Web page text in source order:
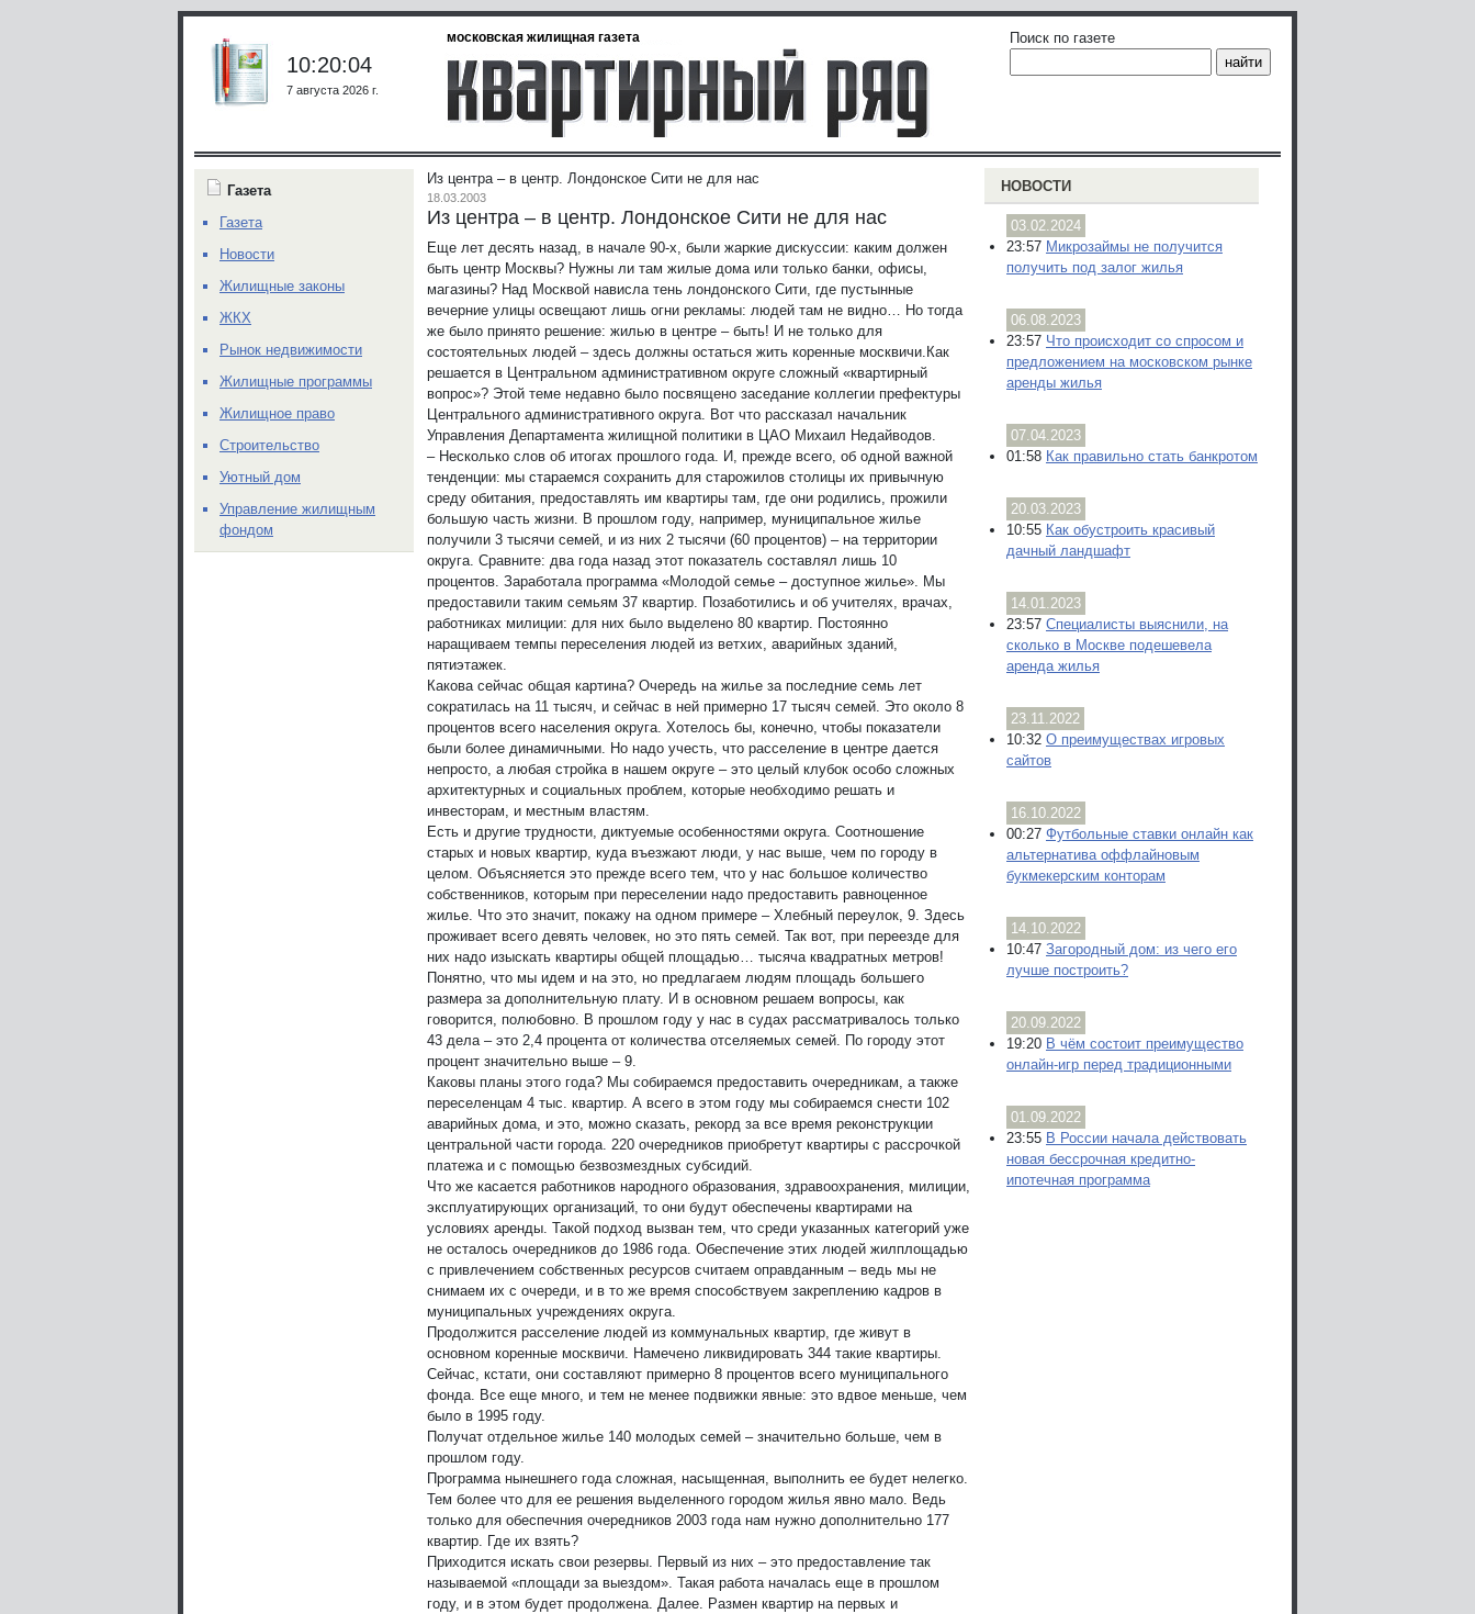
московская жилищная газета
10:20:04
7 августа 2026 г.
Поиск по газете
Из центра – в центр. Лондонское Сити не для нас
18.03.2003
Из центра – в центр. Лондонское Сити не для нас
Еще лет десять назад, в начале 90-х, были жаркие дискуссии: каким должен
быть центр Москвы? Нужны ли там жилые дома или только банки, офисы,
магазины? Над Москвой нависла тень лондонского Сити, где пустынные
вечерние улицы освещают лишь огни рекламы: людей там не видно… Но тогда
же было принято решение: жилью в центре – быть! И не только для
состоятельных людей – здесь должны остаться жить коренные москвичи. Как
решается в Центральном административном округе сложный «квартирный
вопрос»? Этой теме недавно было посвящено заседание коллегии префектуры
Центрального административного округа. Вот что рассказал начальник
Управления Департамента жилищной политики в ЦАО Михаил Недайводов.
– Несколько слов об итогах прошлого года. И, прежде всего, об одной важной
тенденции: мы стараемся сохранить для старожилов столицы их привычную
среду обитания, предоставлять им квартиры там, где они родились, прожили
большую часть жизни. В прошлом году, например, муниципальное жилье
получили 3 тысячи семей, и из них 2 тысячи (60 процентов) – на территории
округа. Сравните: два года назад этот показатель составлял лишь 10
процентов. Заработала программа «Молодой семье – доступное жилье». Мы
предоставили таким семьям 37 квартир. Позаботились и об учителях, врачах,
работниках милиции: для них было выделено 80 квартир. Постоянно
наращиваем темпы переселения людей из ветхих, аварийных зданий,
пятиэтажек.
Какова сейчас общая картина? Очередь на жилье за последние семь лет
сократилась на 11 тысяч, и сейчас в ней примерно 17 тысяч семей. Это около 8
процентов всего населения округа. Хотелось бы, конечно, чтобы показатели
были более динамичными. Но надо учесть, что расселение в центре дается
непросто, а любая стройка в нашем округе – это целый клубок особо сложных
архитектурных и социальных проблем, которые необходимо решать и
инвесторам, и местным властям.
Есть и другие трудности, диктуемые особенностями округа. Соотношение
старых и новых квартир, куда въезжают люди, у нас выше, чем по городу в
целом. Объясняется это прежде всего тем, что у нас большое количество
собственников, которым при переселении надо предоставить равноценное
жилье. Что это значит, покажу на одном примере – Хлебный переулок, 9. Здесь
проживает всего девять человек, но это пять семей. Так вот, при переезде для
них надо изыскать квартиры общей площадью… тысяча квадратных метров!
Понятно, что мы идем и на это, но предлагаем людям площадь большего
размера за дополнительную плату. И в основном решаем вопросы, как
говорится, полюбовно. В прошлом году у нас в судах рассматривалось только
43 дела – это 2,4 процента от количества отселяемых семей. По городу этот
процент значительно выше – 9.
Каковы планы этого года? Мы собираемся предоставить очередникам, а также
переселенцам 4 тыс. квартир. А всего в этом году мы собираемся снести 102
аварийных дома, и это, можно сказать, рекорд за все время реконструкции
центральной части города. 220 очередников приобретут квартиры с рассрочкой
платежа и с помощью безвозмездных субсидий.
Что же касается работников народного образования, здравоохранения, милиции,
эксплуатирующих организаций, то они будут обеспечены квартирами на
условиях аренды. Такой подход вызван тем, что среди указанных категорий уже
не осталось очередников до 1986 года. Обеспечение этих людей жилплощадью
с привлечением собственных ресурсов считаем оправданным – ведь мы не
снимаем их с очереди, и в то же время способствуем закреплению кадров в
муниципальных учреждениях округа.
Продолжится расселение людей из коммунальных квартир, где живут в
основном коренные москвичи. Намечено ликвидировать 344 такие квартиры.
Сейчас, кстати, они составляют примерно 8 процентов всего муниципального
фонда. Все еще много, и тем не менее подвижки явные: это вдвое меньше, чем
было в 1995 году.
Получат отдельное жилье 140 молодых семей – значительно больше, чем в
прошлом году.
Программа нынешнего года сложная, насыщенная, выполнить ее будет нелегко.
Тем более что для ее решения выделенного городом жилья явно мало. Ведь
только для обеспечния очередников 2003 года нам нужно дополнительно 177
квартир. Где их взять?
Приходится искать свои резервы. Первый из них – это предоставление так
называемой «площади за выездом». Такая работа началась еще в прошлом
году, и в этом будет продолжена. Далее. Размен квартир на первых и
НОВОСТИ
03.02.2024
23:57 Микрозаймы не получится
получить под залог жилья
06.08.2023
23:57 Что происходит со спросом и
предложением на московском рынке
аренды жилья
07.04.2023
01:58 Как правильно стать банкротом
20.03.2023
10:55 Как обустроить красивый
дачный ландшафт
14.01.2023
23:57 Специалисты выяснили, на
сколько в Москве подешевела
аренда жилья
23.11.2022
10:32 О преимуществах игровых
сайтов
16.10.2022
00:27 Футбольные ставки онлайн как
альтернатива оффлайновым
букмекерским конторам
14.10.2022
10:47 Загородный дом: из чего его
лучше построить?
20.09.2022
19:20 В чём состоит преимущество
онлайн-игр перед традиционными
01.09.2022
23:55 В России начала действовать
новая бессрочная кредитно-
ипотечная программа
Газета
Газета
Новости
Жилищные законы
ЖКХ
Рынок недвижимости
Жилищные программы
Жилищное право
Строительство
Уютный дом
Управление жилищным
фондом